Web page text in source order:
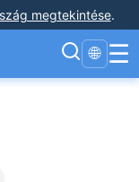
megtekintése.
🌐 ☰